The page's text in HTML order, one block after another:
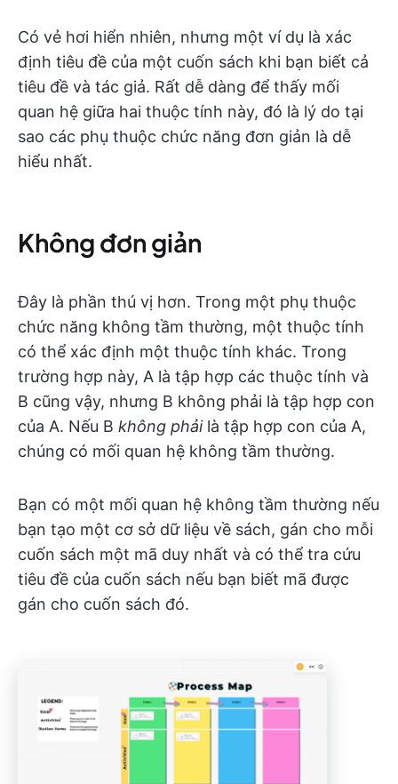
Có vẻ hơi hiển nhiên, nhưng một ví dụ là xác
định tiêu đề của một cuốn sách khi bạn biết cả
tiêu đề và tác giả. Rất dễ dàng để thấy mối
quan hệ giữa hai thuộc tính này, đó là lý do tại
sao các phụ thuộc chức năng đơn giản là dễ
hiểu nhất.
Không đơn giản
Đây là phần thú vị hơn. Trong một phụ thuộc
chức năng không tầm thường, một thuộc tính
có thể xác định một thuộc tính khác. Trong
trường hợp này, A là tập hợp các thuộc tính và
B cũng vậy, nhưng B không phải là tập hợp con
của A. Nếu B không phải là tập hợp con của A,
chúng có mối quan hệ không tầm thường.
Bạn có một mối quan hệ không tầm thường nếu
bạn tạo một cơ sở dữ liệu về sách, gán cho mỗi
cuốn sách một mã duy nhất và có thể tra cứu
tiêu đề của cuốn sách nếu bạn biết mã được
gán cho cuốn sách đó.